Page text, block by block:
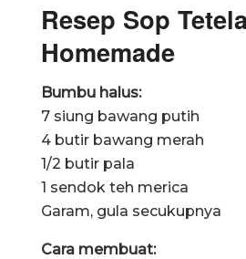
Resep Sop
Homemade
Bumbu halus:
7 siung bawang putih
4 butir bawang merah
1/2 butir pala
1 sendok teh merica
Garam, gula secukupnya
Cara membuat: